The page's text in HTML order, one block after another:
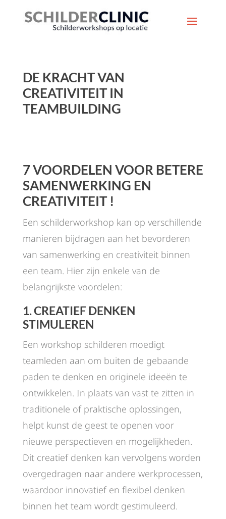
DE KRACHT VAN
CREATIVITEIT IN
TEAMBUILDING
7 VOORDELEN VOOR BETERE
SAMENWERKING EN
CREATIVITEIT !
Een schilderworkshop kan op verschillende
manieren bijdragen aan het bevorderen
van samenwerking en creativiteit binnen
een team. Hier zijn enkele van de
belangrijkste voordelen:
1.CREATIEF DENKEN
STIMULEREN
Een workshop schilderen moedigt
teamleden aan om buiten de gebaande
paden te denken en originele ideeën te
ontwikkelen. In plaats van vast te zitten in
traditionele of praktische oplossingen,
helpt kunst de geest te openen voor
nieuwe perspectieven en mogelijkheden.
Dit creatief denken kan vervolgens worden
overgedragen naar andere werkprocessen,
waardoor innovatief en flexibel denken
binnen het team wordt gestimuleerd.